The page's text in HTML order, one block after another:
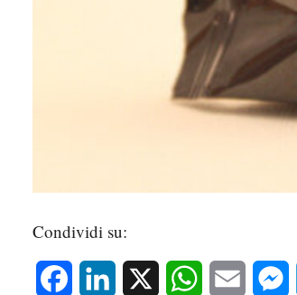
Condividi su:
Facebook LinkedIn WhatsAppEmail